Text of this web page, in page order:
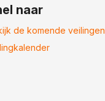
naar
de komende veilingen